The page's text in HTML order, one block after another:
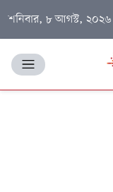
শনিবার, ৮ আগস্ট, ২০২৬